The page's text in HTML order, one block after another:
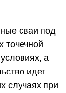
сваи под
точечной
а
идет
случаях при